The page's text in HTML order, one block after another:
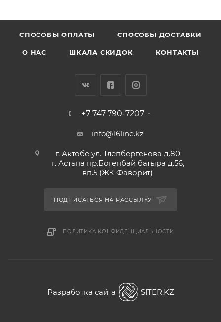
CПОСОБЫ ОПЛАТЫ СПОСОБЫ ДОСТАВКИ
О НАС ШКАЛА СКИДОК КОНТАКТЫ
+7 747 790-7207
info@16line.kz
г. Актобе ул. Тлепбергенова д.80
г. Астана пр.Богенбай батыра д.56,
вп.5 (ЖК Фаворит)
ПОДПИСАТЬСЯ НА РАССЫЛКУ
ПОЛИТИКА КОНФИДЕНЦИАЛЬНОСТИ
Разработка сайта SITER.KZ